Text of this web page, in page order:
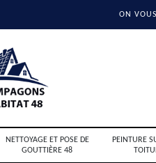
ON
NETTOYAGE ET POSE DE
GOUTTIÈRE 48
PEINTURE